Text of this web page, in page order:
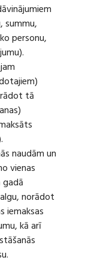
summu,
personu,
tā
naudām un
vienas
norādot
iemaksas
kā arī